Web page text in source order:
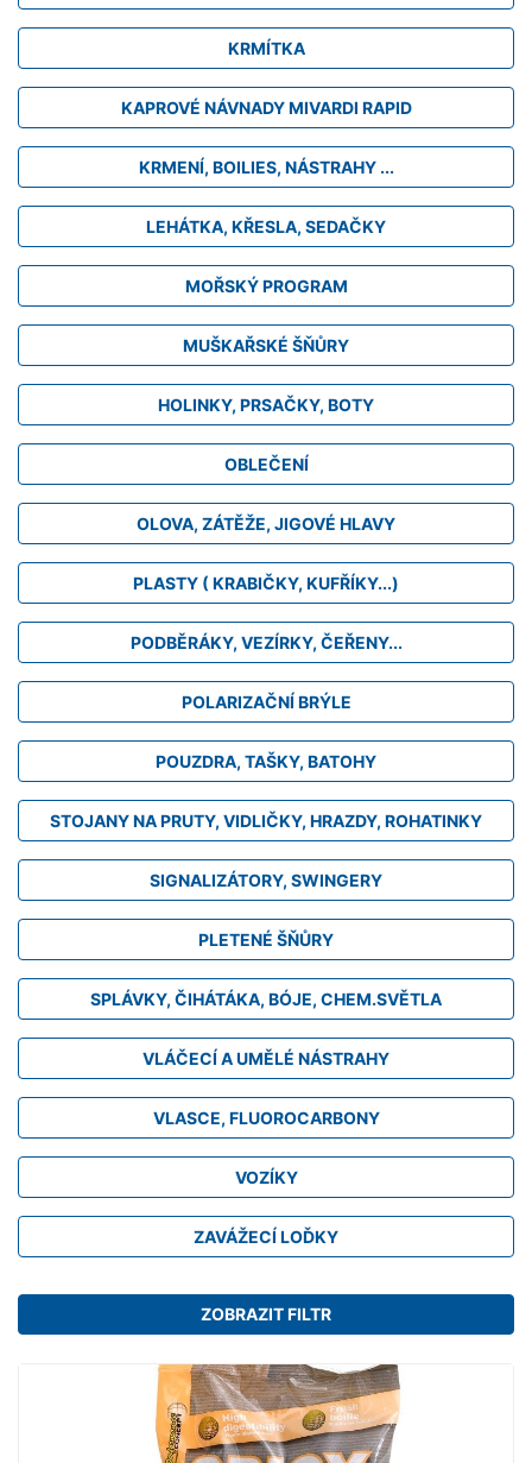
KRMÍTKA
KAPROVÉ NÁVNADY MIVARDI RAPID
KRMENÍ, BOILIES, NÁSTRAHY ...
LEHÁTKA, KŘESLA, SEDAČKY
MOŘSKÝ PROGRAM
MUŠKAŘSKÉ ŠŇŮRY
HOLINKY, PRSAČKY, BOTY
OBLEČENÍ
OLOVA, ZÁTĚŽE, JIGOVÉ HLAVY
PLASTY ( KRABIČKY, KUFŘÍKY...)
PODBĚRÁKY, VEZÍRKY, ČEŘENY...
POLARIZAČNÍ BRÝLE
POUZDRA, TAŠKY, BATOHY
STOJANY NA PRUTY, VIDLIČKY, HRAZDY, ROHATINKY
SIGNALIZÁTORY, SWINGERY
PLETENÉ ŠŇŮRY
SPLÁVKY, ČIHÁTÁKA, BÓJE, CHEM.SVĚTLA
VLÁČECÍ A UMĚLÉ NÁSTRAHY
VLASCE, FLUOROCARBONY
VOZÍKY
ZAVÁŽECÍ LOĎKY
ZOBRAZIT FILTR